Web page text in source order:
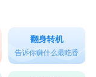
翻身转机
告诉你赚什么最吃香